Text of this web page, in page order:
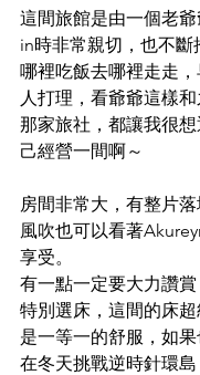
這間旅館是由一個老
in時非常親切，也不斷
哪裡吃飯去哪裡走走
人打理，看爺爺這樣
那家旅社，都讓我很
己經營一間啊～
房間非常大，有整片
風吹也可以看著
享受。
有一點一定要大力讚
特別選床，這間的床
是一等一的舒服，如
在冬天挑戰逆時針環